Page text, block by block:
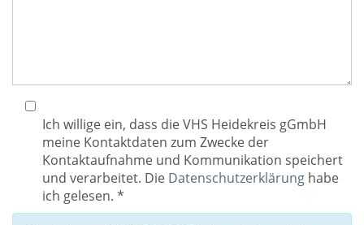
Ich willige ein, dass die VHS Heidekreis gGmbH
meine Kontaktdaten zum Zwecke der
Kontaktaufnahme und Kommunikation speichert
und verarbeitet. Die Datenschutzerklärung habe
ich gelesen. *